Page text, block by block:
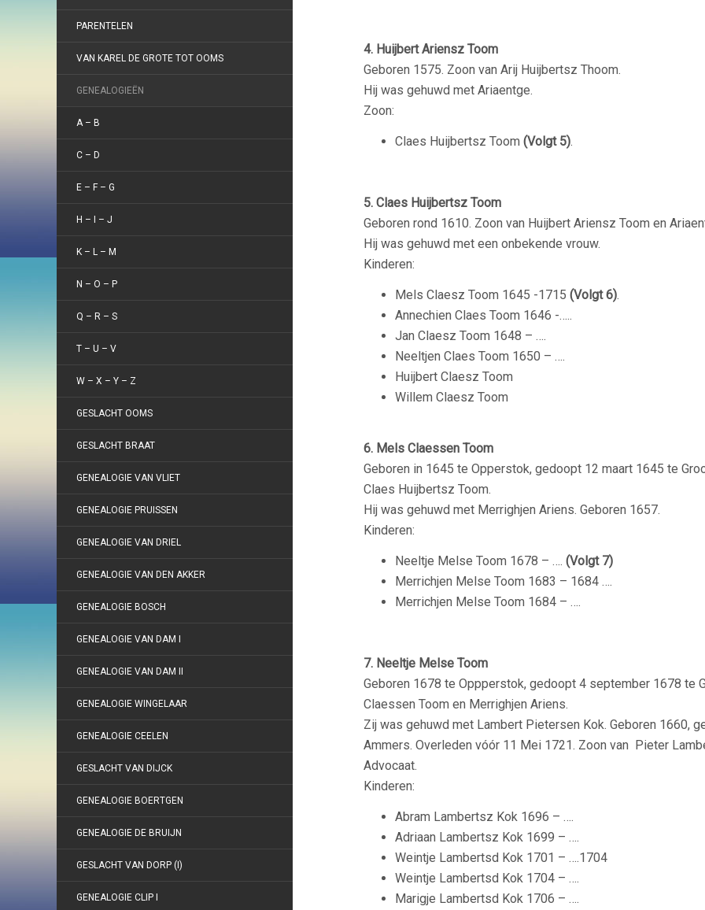
PARENTELEN
VAN KAREL DE GROTE TOT OOMS
GENEALOGIEËN
A – B
C – D
E – F – G
H – I – J
K – L – M
N – O – P
Q – R – S
T – U – V
W – X – Y – Z
GESLACHT OOMS
GESLACHT BRAAT
GENEALOGIE VAN VLIET
GENEALOGIE PRUISSEN
GENEALOGIE VAN DRIEL
GENEALOGIE VAN DEN AKKER
GENEALOGIE BOSCH
GENEALOGIE VAN DAM I
GENEALOGIE VAN DAM II
GENEALOGIE WINGELAAR
GENEALOGIE CEELEN
GESLACHT VAN DIJCK
GENEALOGIE BOERTGEN
GENEALOGIE DE BRUIJN
GESLACHT VAN DORP (I)
GENEALOGIE CLIP I
4. Huijbert Ariensz Toom
Geboren 1575. Zoon van Arij Huijbertsz Thoom.
Hij was gehuwd met Ariaentge.
Zoon:
Claes Huijbertsz Toom (Volgt 5).
5. Claes Huijbertsz Toom
Geboren rond 1610. Zoon van Huijbert Ariensz Toom en
Hij was gehuwd met een onbekende vrouw.
Kinderen:
Mels Claesz Toom 1645 -1715 (Volgt 6).
Annechien Claes Toom 1646 -…..
Jan Claesz Toom 1648 – ….
Neeltjen Claes Toom 1650 – ….
Huijbert Claesz Toom
Willem Claesz Toom
6. Mels Claessen Toom
Geboren in 1645 te Opperstok, gedoopt 12 maart 1645 te
Claes Huijbertsz Toom.
Hij was gehuwd met Merrighjen Ariens. Geboren 1657.
Kinderen:
Neeltje Melse Toom 1678 – …. (Volgt 7)
Merrichjen Melse Toom 1683 – 1684 ….
Merrichjen Melse Toom 1684 – ….
7. Neeltje Melse Toom
Geboren 1678 te Oppperstok, gedoopt 4 september 1678 te
Claessen Toom en Merrighjen Ariens.
Zij was gehuwd met Lambert Pietersen Kok. Geboren 1660,
Ammers. Overleden vóór 11 Mei 1721. Zoon van Pieter
Advocaat.
Kinderen:
Abram Lambertsz Kok 1696 – ….
Adriaan Lambertsz Kok 1699 – ….
Weintje Lambertsd Kok 1701 – ….1704
Weintje Lambertsd Kok 1704 – ….
Marigje Lambertsd Kok 1706 – ….